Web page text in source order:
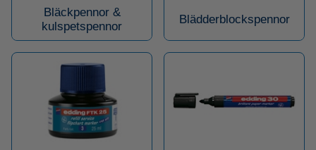
Bläckpennor &
kulspetspennor
Blädderblockspennor